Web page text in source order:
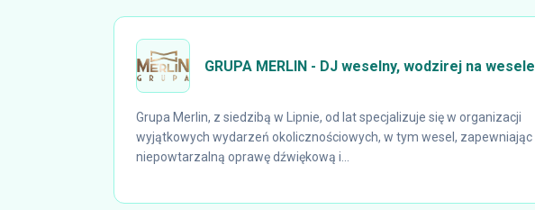
GRUPA MERLIN - DJ weselny, wodzirej na wesele
Grupa Merlin, z siedzibą w Lipnie, od lat specjalizuje się w organizacji
wyjątkowych wydarzeń okolicznościowych, w tym wesel, zapewniając
niepowtarzalną oprawę dźwiękową i...